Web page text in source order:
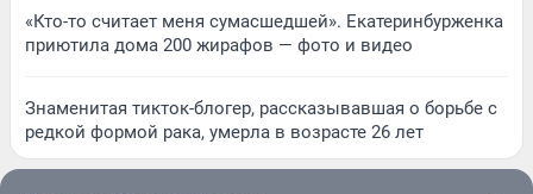
«Кто-то считает меня сумасшедшей». Екатеринбурженка
приютила дома 200 жирафов — фото и видео
Знаменитая тикток-блогер, рассказывавшая о борьбе с
редкой формой рака, умерла в возрасте 26 лет